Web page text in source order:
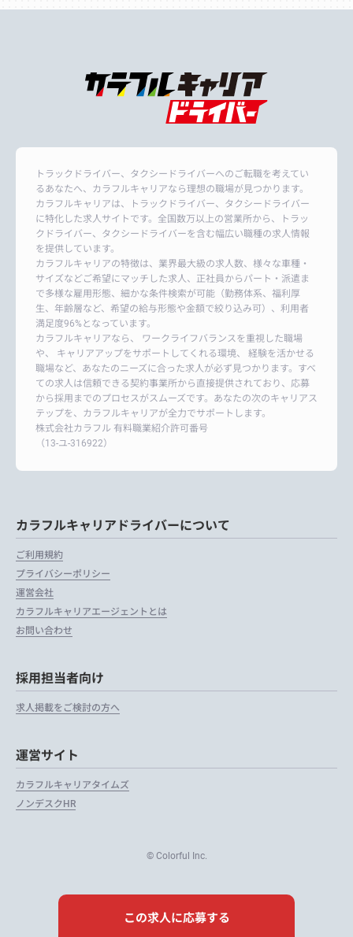
この求人に応募する
トラックドライバー、タクシードライバーへのご転職を考えてい
るあなたへ、カラフルキャリアなら理想の職場が見つかります。
カラフルキャリアは、トラックドライバー、タクシードライバー
に特化した求人サイトです。全国数万以上の営業所から、トラッ
クドライバー、タクシードライバーを含む幅広い職種の求人情報
を提供しています。
カラフルキャリアの特徴は、業界最大級の求人数、様々な車種・
サイズなどご希望にマッチした求人、正社員からパート・派遣ま
で多様な雇用形態、細かな条件検索が可能（勤務体系、福利厚
生、年齢層など、希望の給与形態や金額で絞り込み可）、利用者
満足度96%となっています。
カラフルキャリアなら、 ワークライフバランスを重視した職場
や、 キャリアアップをサポートしてくれる環境、 経験を活かせる
職場など、あなたのニーズに合った求人が必ず見つかります。すべ
ての求人は信頼できる契約事業所から直接提供されており、応募
から採用までのプロセスがスムーズです。あなたの次のキャリアス
テップを、カラフルキャリアが全力でサポートします。
株式会社カラフル 有料職業紹介許可番号
（13-ユ-316922）
カラフルキャリアドライバーについて
ご利用規約
プライバシーポリシー
運営会社
カラフルキャリアエージェントとは
お問い合わせ
採用担当者向け
求人掲載をご検討の方へ
運営サイト
カラフルキャリアタイムズ
ノンデスクHR
© Colorful Inc.